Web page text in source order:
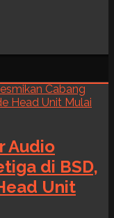
Audio
di BSD,
Unit